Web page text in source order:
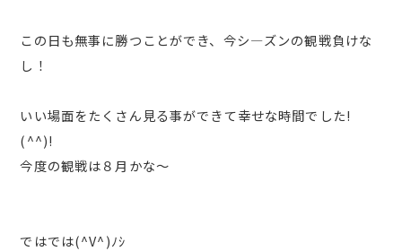
この日も無事に勝つことができ、今シ―ズンの観戦負けな
し！
いい場面をたくさん見る事ができて幸せな時間でした!
(^^)!
今度の観戦は８月かな～
ではでは(^V^)ﾉｼ